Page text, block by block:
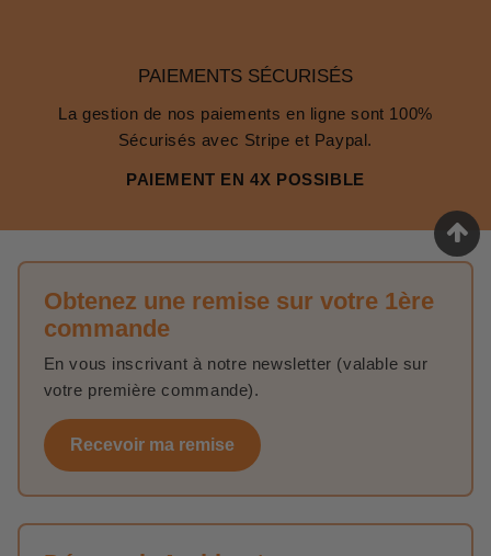
PAIEMENTS SÉCURISÉS
La gestion de nos paiements en ligne sont 100%
Sécurisés avec Stripe et Paypal.
PAIEMENT EN 4X POSSIBLE
Obtenez une remise sur votre 1ère
commande
En vous inscrivant à notre newsletter (valable sur
votre première commande).
Recevoir ma remise